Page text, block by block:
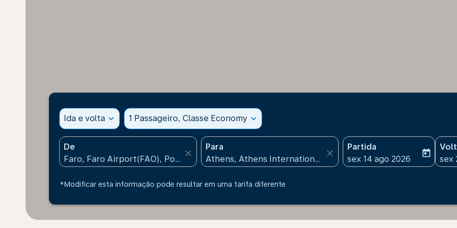
Ida e volta expand_more 1 Passageiro, Classe Economy expand_more
De
close
Para
close
Partida
fc-booking-departure-
sex 14 ago 2026
today
fc-
sex
*Modificar esta informação pode resultar em uma tarifa diferente